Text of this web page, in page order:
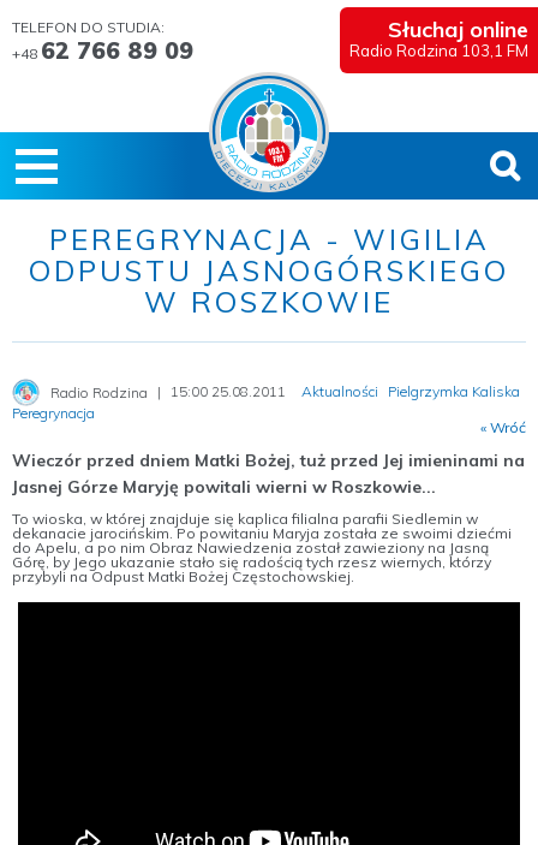
TELEFON DO STUDIA:
+48 62 766 89 09
Słuchaj online
Radio Rodzina 103,1 FM
PEREGRYNACJA - WIGILIA
ODPUSTU JASNOGÓRSKIEGO
W ROSZKOWIE
Radio Rodzina 15:00 25.08.2011 Aktualności
Pielgrzymka Kaliska
Peregrynacja
« Wróć
Wieczór przed dniem Matki Bożej, tuż przed Jej imieninami na
Jasnej Górze Maryję powitali wierni w Roszkowie...
To wioska, w której znajduje się kaplica filialna parafii Siedlemin w
dekanacie jarocińskim. Po powitaniu Maryja została ze swoimi dziećmi
do Apelu, a po nim Obraz Nawiedzenia został zawieziony na Jasną
Górę, by Jego ukazanie stało się radością tych rzesz wiernych, którzy
przybyli na Odpust Matki Bożej Częstochowskiej.